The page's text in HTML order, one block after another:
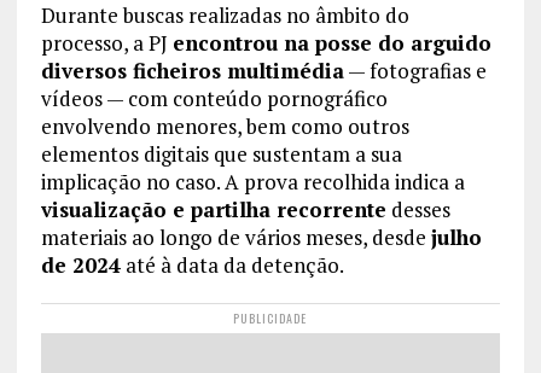
Durante buscas realizadas no âmbito do
processo, a PJ encontrou na posse do arguido
diversos ficheiros multimédia— fotografias e
vídeos — com conteúdo pornográfico
envolvendo menores, bem como outros
elementos digitais que sustentam a sua
implicação no caso. A prova recolhida indica a
visualização e partilha recorrente desses
materiais ao longo de vários meses, desde julho
de 2024até à data da detenção.
PUBLICIDADE